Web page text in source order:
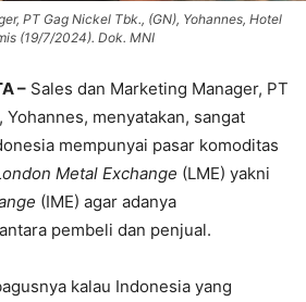
PT Gag Nickel Tbk., (GN), Yohannes, Hotel
(19/7/2024). Dok. MNI
– Sales dan Marketing Manager, PT
Yohannes, menyatakan, sangat
mempunyai pasar komoditas
Metal Exchange (LME) yakni
(IME) agar adanya
pembeli dan penjual.
kalau Indonesia yang